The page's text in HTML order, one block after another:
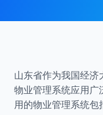
山东省作为我国经
物业管理系统应用广
用的物业管理系统包